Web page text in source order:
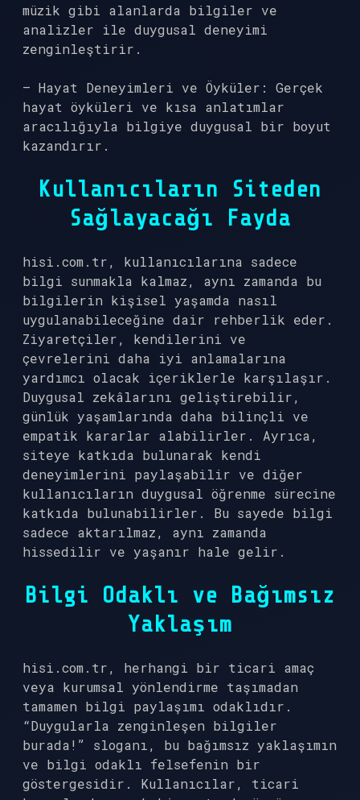
müzik gibi alanlarda bilgiler ve
analizler ile duygusal deneyimi
zenginleştirir.
– Hayat Deneyimleri ve Öyküler: Gerçek
hayat öyküleri ve kısa anlatımlar
aracılığıyla bilgiye duygusal bir boyut
kazandırır.
Kullanıcıların Siteden
Sağlayacağı Fayda
hisi.com.tr, kullanıcılarına sadece
bilgi sunmakla kalmaz, aynı zamanda bu
bilgilerin kişisel yaşamda nasıl
uygulanabileceğine dair rehberlik eder.
Ziyaretçiler, kendilerini ve
çevrelerini daha iyi anlamalarına
yardımcı olacak içeriklerle karşılaşır.
Duygusal zekâlarını geliştirebilir,
günlük yaşamlarında daha bilinçli ve
empatik kararlar alabilirler. Ayrıca,
siteye katkıda bulunarak kendi
deneyimlerini paylaşabilir ve diğer
kullanıcıların duygusal öğrenme sürecine
katkıda bulunabilirler. Bu sayede bilgi
sadece aktarılmaz, aynı zamanda
hissedilir ve yaşanır hale gelir.
Bilgi Odaklı ve Bağımsız
Yaklaşım
hisi.com.tr, herhangi bir ticari amaç
veya kurumsal yönlendirme taşımadan
tamamen bilgi paylaşımı odaklıdır.
“Duygularla zenginleşen bilgiler
burada!” sloganı, bu bağımsız yaklaşımın
ve bilgi odaklı felsefenin bir
göstergesidir. Kullanıcılar, ticari